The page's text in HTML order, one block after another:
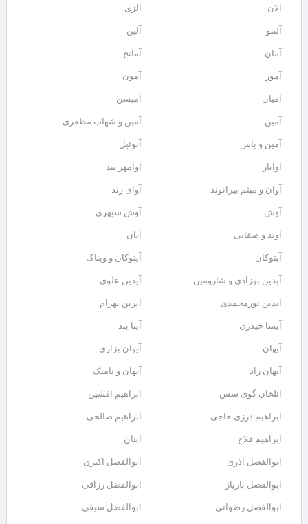
آلان آلزی
آلنتو آلین
آمان آمانج
آمور آمون
آمیان آمیسن
آمین آمین و شهاب مظفری
آمین و یاس آنوئیل
آواتار آوامهر بند
آوان و میثم بیرانوند آوای زند
آوش آوش سپهری
آوید و صفایی آیان
آیتوکان آیتوکان و ویناک
آیدین بهزادی و شارومین آیدین علوی
آیدین نورمحمدی آیرین بهرام
آیسا حیدری آینا بند
آیهان آیهان بزازی
آیهان راد آیهان و نامیک
ائلخان گوی سس ابراهیم افشین
ابراهیم درزی حاجی ابراهیم صالحی
ابراهیم فلاح ابنان
ابوالفضل آذری ابوالفضل اکبری
ابوالفضل بارپاز ابوالفضل رزاقی
ابوالفضل رضوانی ابوالفضل سیفی